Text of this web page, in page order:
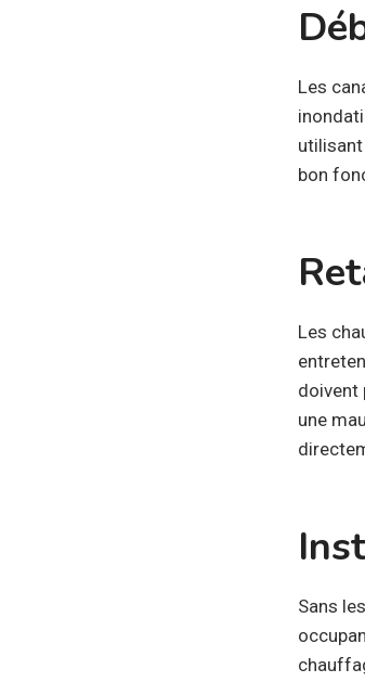
Les
bon
Les
doivent
une
Sans